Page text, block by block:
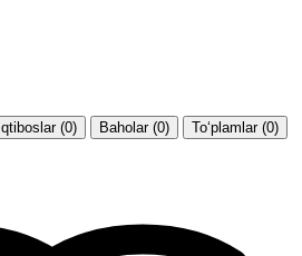
Iqtiboslar (0) Baholar (0) To‘plamlar (0)